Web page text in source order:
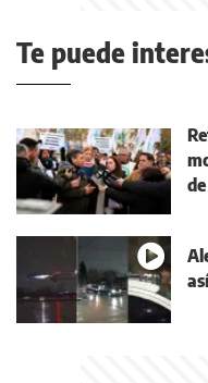
Te puede